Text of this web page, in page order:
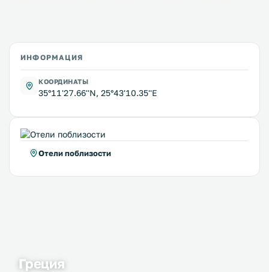
ИНФОРМАЦИЯ
КООРДИНАТЫ
35°11'27.66''N, 25°43'10.35''E
Отели поблизости
Греция